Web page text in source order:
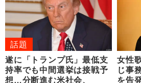
話題
遂に「トランプ氏」最低支
持率でも中間選挙は接戦予
想…分断進む米社会、
女性
じ事
を告